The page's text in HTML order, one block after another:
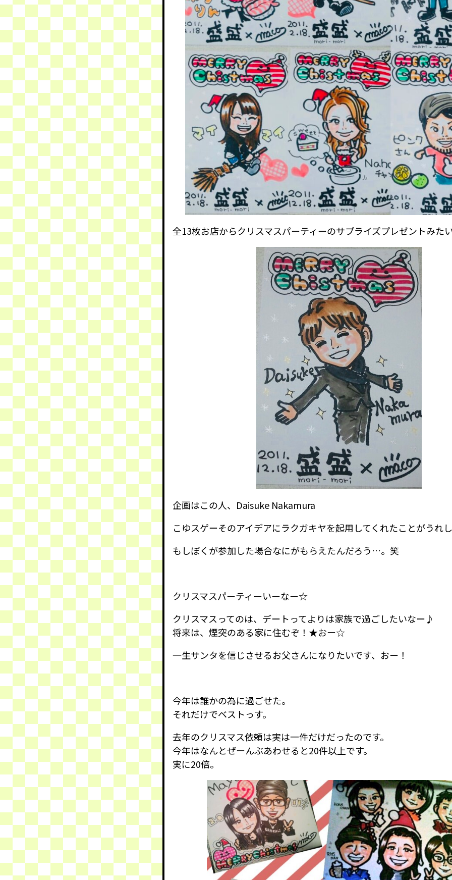
全13枚お店からクリスマスパーティーのサプライズプレゼントみた
企画はこの人、Daisuke Nakamura
こゆスゲーそのアイデアにラクガキヤを起用してくれたことがうれ
もしぼくが参加した場合なにがもらえたんだろう…。笑
クリスマスパーティーいーなー☆
クリスマスってのは、デートってよりは家族で過ごしたいなー♪
将来は、煙突のある家に住むぞ！★おー☆
一生サンタを信じさせるお父さんになりたいです、おー！
今年は誰かの為に過ごせた。
それだけでベストっす。
去年のクリスマス依頼は実は一件だけだったのです。
今年はなんとぜーんぶあわせると20件以上です。
実に20倍。